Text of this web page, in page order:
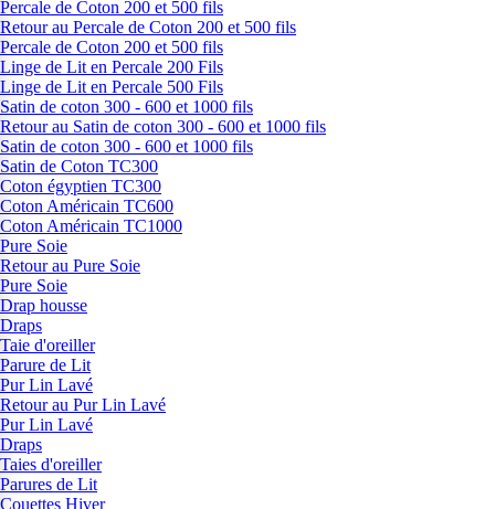
Percale de Coton 200 et 500 fils
Retour au Percale de Coton 200 et 500 fils
Percale de Coton 200 et 500 fils
Linge de Lit en Percale 200 Fils
Linge de Lit en Percale 500 Fils
Satin de coton 300 - 600 et 1000 fils
Retour au Satin de coton 300 - 600 et 1000 fils
Satin de coton 300 - 600 et 1000 fils
Satin de Coton TC300
Coton égyptien TC300
Coton Américain TC600
Coton Américain TC1000
Pure Soie
Retour au Pure Soie
Pure Soie
Drap housse
Draps
Taie d'oreiller
Parure de Lit
Pur Lin Lavé
Retour au Pur Lin Lavé
Pur Lin Lavé
Draps
Taies d'oreiller
Parures de Lit
Couettes Hiver